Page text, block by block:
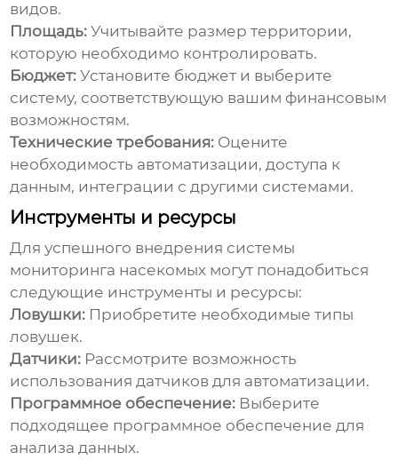
видов.
Площадь: Учитывайте размер территории,
которую необходимо контролировать.
Бюджет: Установите бюджет и выберите
систему, соответствующую вашим финансовым
возможностям.
Технические требования: Оцените
необходимость автоматизации, доступа к
данным, интеграции с другими системами.
Инструменты и ресурсы
Для успешного внедрения системы
мониторинга насекомых могут понадобиться
следующие инструменты и ресурсы:
Ловушки: Приобретите необходимые типы
ловушек.
Датчики: Рассмотрите возможность
использования датчиков для автоматизации.
Программное обеспечение: Выберите
подходящее программное обеспечение для
анализа данных.